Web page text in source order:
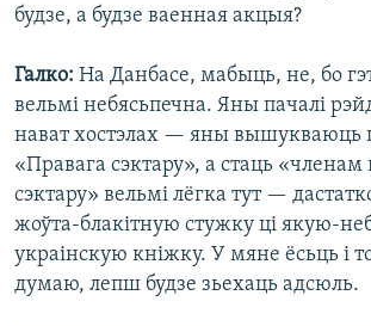
будзе, а будзе ваенная акцыя?
Галко: На Данбасе, мабыць, не, бо
вельмі небясьпечна. Яны пачалі
нават хостэлах — яны вышукваюць
«Правага сэктару», а стаць «членам
сэктару» вельмі лёгка тут —
жоўта-блакітную стужку ці якую-
украінскую кніжку. У мяне ёсьць і
думаю, лепш будзе зьехаць адсюль.